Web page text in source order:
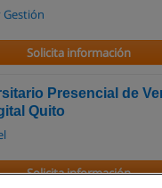
Solicita información
Presencial de
Quito
Solicita información